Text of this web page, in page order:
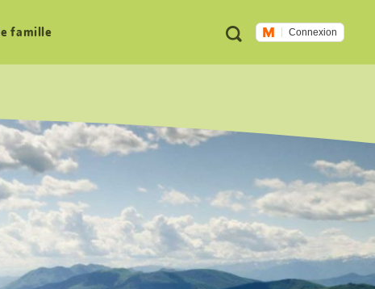
Métanavigation
RechercheConnexion
famille